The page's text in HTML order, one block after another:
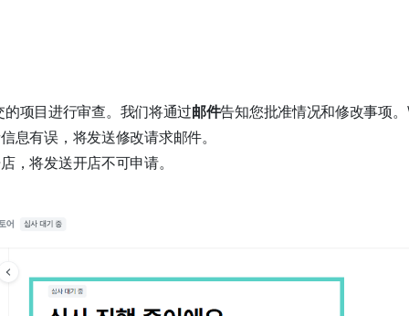
的项目进行审查。我们将通过邮件告知您批准情况和修改事项。
息有误，将发送修改请求邮件。
，将发送开店不可申请。